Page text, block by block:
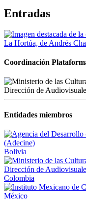
Entradas
La Hortúa, de Andrés
Coordinación
Entidades miembros
Bolivia
Colombia
México